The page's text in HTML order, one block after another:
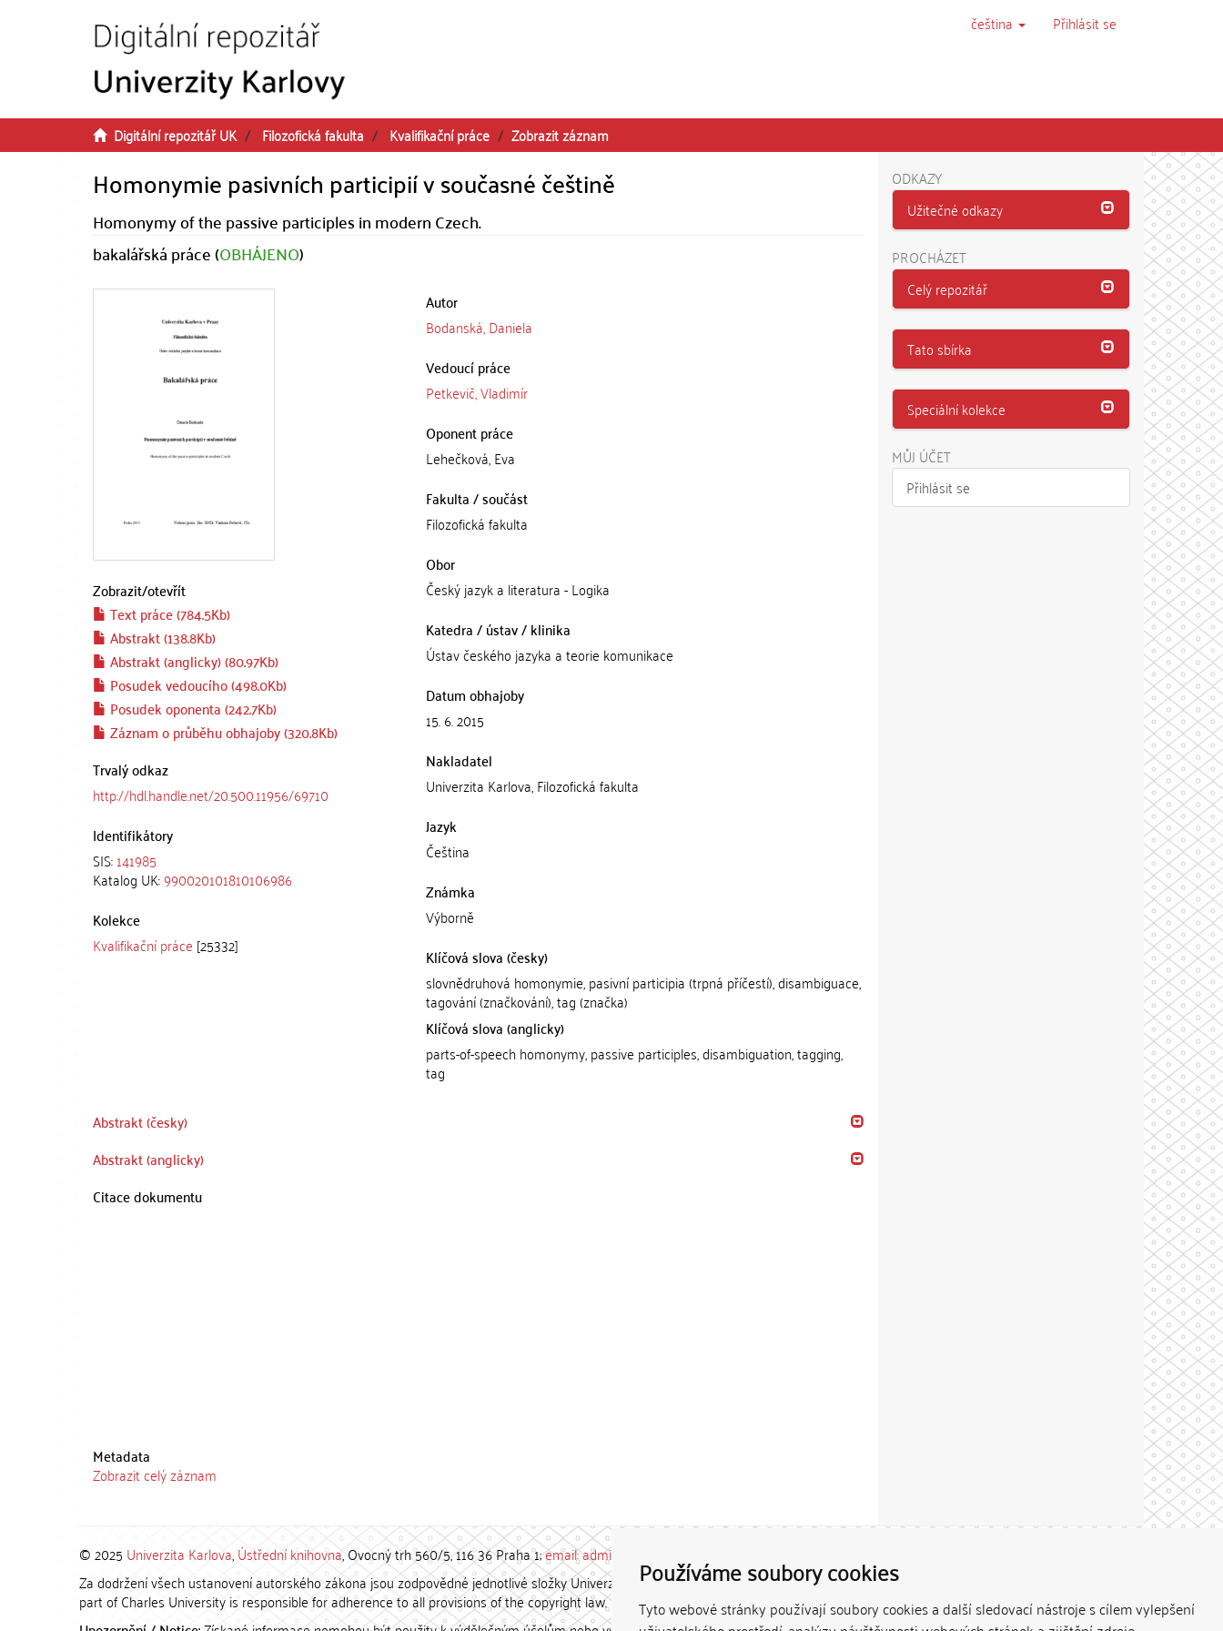
Používáme soubory cookies
Tyto webové stránky používají soubory cookies a další sledovací nástroje s cílem vylepšení
čeština Přihlásit se
Digitální repozitář UK Filozofická fakulta Kvalifikační práce Zobrazit záznam
Homonymie pasivních participií v současné češtině
Homonymy of the passive participles in modern Czech.
bakalářská práce (OBHÁJENO)
Zobrazit/otevřít
Text práce (784.5Kb)
Abstrakt (138.8Kb)
Abstrakt (anglicky) (80.97Kb)
Posudek vedoucího (498.0Kb)
Posudek oponenta (242.7Kb)
Záznam o průběhu obhajoby (320.8Kb)
Trvalý odkaz
http://hdl.handle.net/20.500.11956/69710
Identifikátory
SIS:141985
Katalog UK:990020101810106986
Kolekce
Kvalifikační práce [25332]
Autor
Bodanská, Daniela
Vedoucí práce
Petkevič, Vladimír
Oponent práce
Lehečková, Eva
Fakulta / součást
Filozofická fakulta
Obor
Český jazyk a literatura - Logika
Katedra / ústav / klinika
Ústav českého jazyka a teorie komunikace
Datum obhajoby
15. 6. 2015
Nakladatel
Univerzita Karlova, Filozofická fakulta
Jazyk
Čeština
Známka
Výborně
Klíčová slova (česky)
slovnědruhová homonymie, pasivní participia (trpná příčestí), disambiguace,
tagování (značkování), tag (značka)
Klíčová slova (anglicky)
parts-of-speech homonymy, passive participles, disambiguation, tagging,
tag
Abstrakt (česky)
Abstrakt (anglicky)
Citace dokumentu
Metadata
Zobrazit celý záznam
ODKAZY
Užitečné odkazy
PROCHÁZET
Celý repozitář
Tato sbírka
Speciální kolekce
MŮJ ÚČET
Přihlásit se
© 2025 Univerzita Karlova,Ústřední knihovna, Ovocný trh 560/5, 116 36 Praha 1;email: admin-repozitar [at] cuni.cz
Za dodržení všech ustanovení autorského zákona jsou zodpovědné jednotlivé složky Univerzity Karlovy. / Each constituent
part of Charles University is responsible for adherence to all provisions of the copyright law.